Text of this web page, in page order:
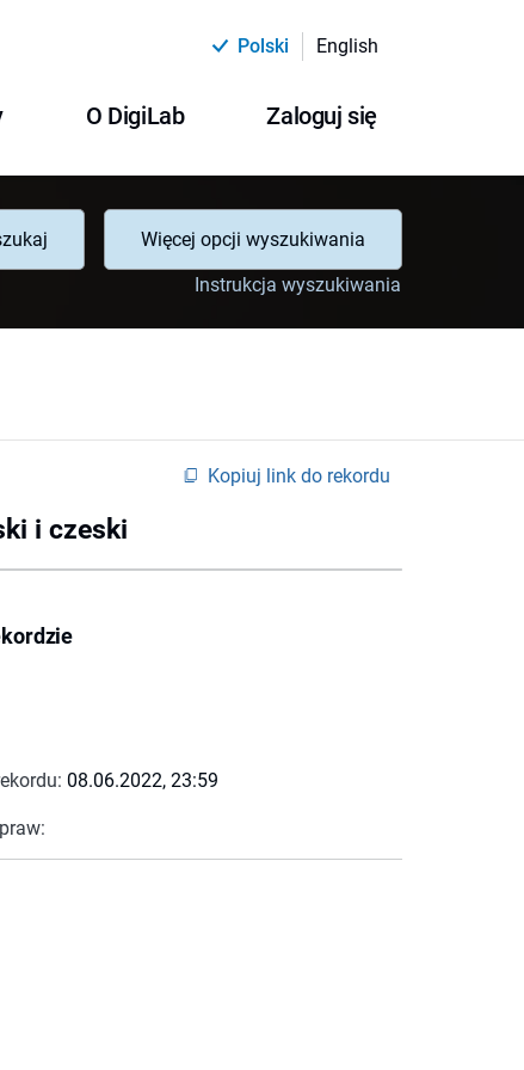
Polski English
O DigiLab Zaloguj się
Więcej opcji wyszukiwania
Instrukcja wyszukiwania
Kopiuj link do rekordu
i czeski
08.06.2022, 23:59